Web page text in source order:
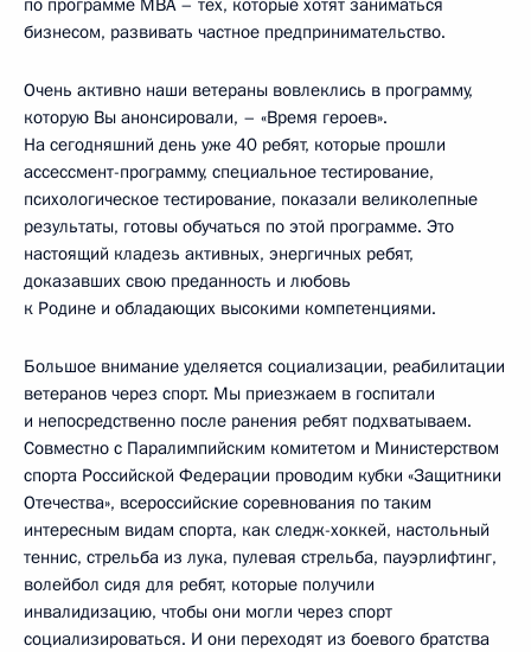
по программе MBA – тех, которые хотят заниматься
бизнесом, развивать частное предпринимательство.
Очень активно наши ветераны вовлеклись в программу,
которую Вы анонсировали, – «Время героев».
На сегодняшний день уже 40 ребят, которые прошли
ассессмент-программу, специальное тестирование,
психологическое тестирование, показали великолепные
результаты, готовы обучаться по этой программе. Это
настоящий кладезь активных, энергичных ребят,
доказавших свою преданность и любовь
к Родине и обладающих высокими компетенциями.
Большое внимание уделяется социализации, реабилитации
ветеранов через спорт. Мы приезжаем в госпитали
и непосредственно после ранения ребят подхватываем.
Совместно с Паралимпийским комитетом и Министерством
спорта Российской Федерации проводим кубки «Защитники
Отечества», всероссийские соревнования по таким
интересным видам спорта, как следж-хоккей, настольный
теннис, стрельба из лука, пулевая стрельба, пауэрлифтинг,
волейбол сидя для ребят, которые получили
инвалидизацию, чтобы они могли через спорт
социализироваться. И они переходят из боевого братства